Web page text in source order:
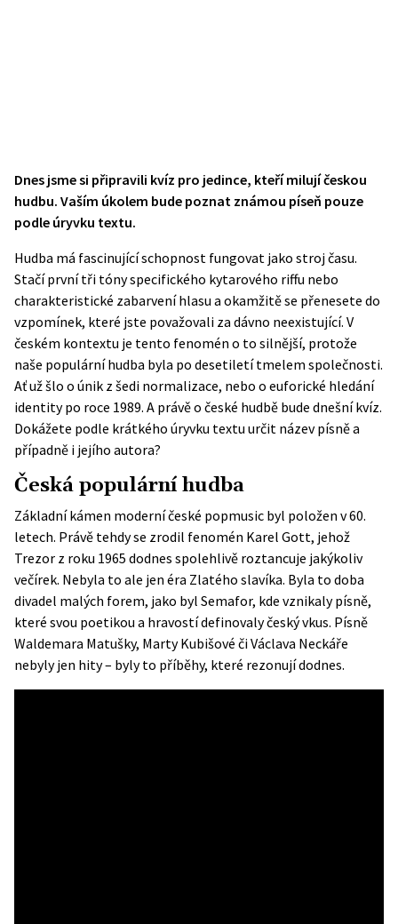
Dnes jsme si připravili kvíz pro jedince, kteří milují českou
hudbu. Vaším úkolem bude poznat známou píseň pouze
podle úryvku textu.
Hudba má fascinující schopnost fungovat jako stroj času.
Stačí první tři tóny specifického kytarového riffu nebo
charakteristické zabarvení hlasu a okamžitě se přenesete do
vzpomínek, které jste považovali za dávno neexistující. V
českém kontextu je tento fenomén o to silnější, protože
naše populární hudba byla po desetiletí tmelem společnosti.
Ať už šlo o únik z šedi normalizace, nebo o euforické hledání
identity po roce 1989. A právě o české hudbě bude dnešní kvíz.
Dokážete podle krátkého úryvku textu určit název písně a
případně i jejího autora?
Česká populární hudba
Základní kámen moderní české popmusic byl položen v 60.
letech. Právě tehdy se zrodil fenomén Karel Gott, jehož
Trezor z roku 1965 dodnes spolehlivě roztancuje jakýkoliv
večírek. Nebyla to ale jen éra Zlatého slavíka. Byla to doba
divadel malých forem, jako byl Semafor, kde vznikaly písně,
které svou poetikou a hravostí definovaly český vkus. Písně
Waldemara Matušky, Marty Kubišové či Václava Neckáře
nebyly jen hity – byly to příběhy, které rezonují dodnes.